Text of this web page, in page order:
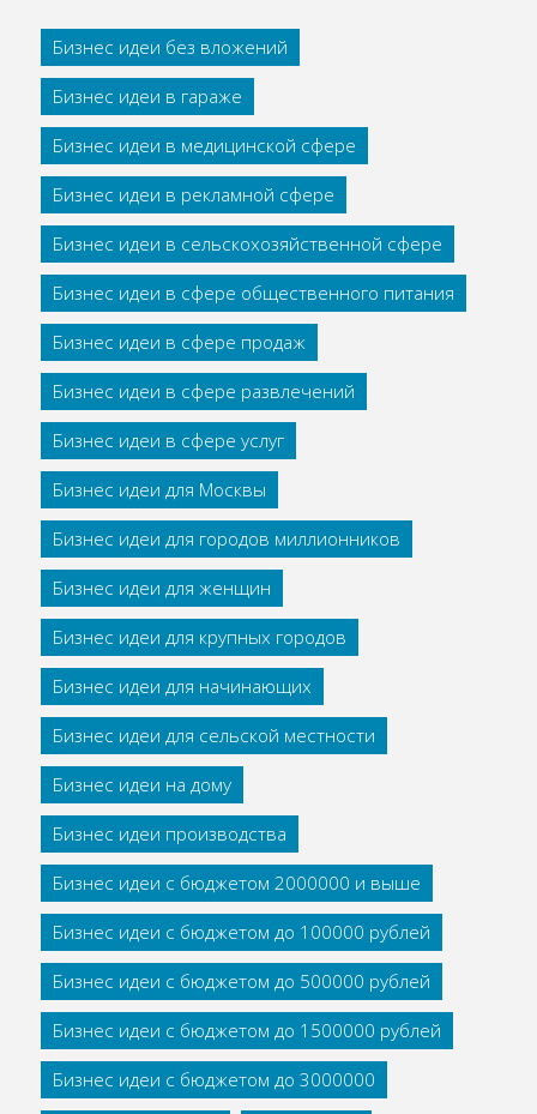
Бизнес идеи без вложений
Бизнес идеи в гараже
Бизнес идеи в медицинской сфере
Бизнес идеи в рекламной сфере
Бизнес идеи в сельскохозяйственной сфере
Бизнес идеи в сфере общественного питания
Бизнес идеи в сфере продаж
Бизнес идеи в сфере развлечений
Бизнес идеи в сфере услуг
Бизнес идеи для Москвы
Бизнес идеи для городов миллионников
Бизнес идеи для женщин
Бизнес идеи для крупных городов
Бизнес идеи для начинающих
Бизнес идеи для сельской местности
Бизнес идеи на дому
Бизнес идеи производства
Бизнес идеи с бюджетом 2000000 и выше
Бизнес идеи с бюджетом до 100000 рублей
Бизнес идеи с бюджетом до 500000 рублей
Бизнес идеи с бюджетом до 1500000 рублей
Бизнес идеи с бюджетом до 3000000